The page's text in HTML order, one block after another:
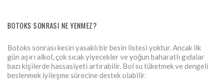
BOTOKS SONRASI NE YENMEZ?
Botoks sonrası kesin yasaklı bir besin listesi yoktur. Ancak ilk
gün aşırı alkol, çok sıcak yiyecekler ve yoğun baharatlı gıdalar
bazı kişilerde hassasiyeti artırabilir. Bol su tüketmek ve dengeli
beslenmek iyileşme sürecine destek olabilir.